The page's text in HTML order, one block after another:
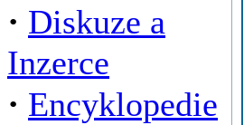
· Diskuze a
Inzerce
· Encyklopedie